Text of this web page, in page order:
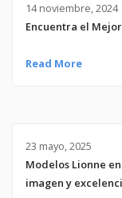
14 noviembre, 2024
Encuentra el
Read More
23 mayo, 2025
Modelos Lionne
imagen y